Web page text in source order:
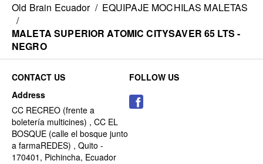
Old Brain Ecuador / EQUIPAJE MOCHILAS MALETAS
/
MALETA SUPERIOR ATOMIC CITYSAVER 65 LTS -
NEGRO
CONTACT US
Address
CC RECREO (frente a
boletería multicines) , CC EL
BOSQUE (calle el bosque junto
a farmaREDES) , Quito -
170401, Pichincha, Ecuador
FOLLOW US